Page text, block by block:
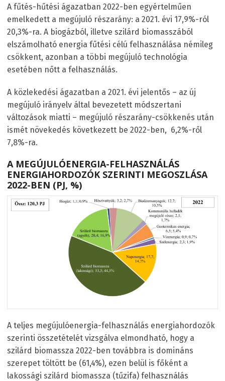
A fűtés-hűtési ágazatban 2022-ben egyértelműen
emelkedett a megújuló részarány: a 2021. évi 17,9%-ról
20,3%-ra. A biogázból, illetve szilárd biomasszából
elszámolható energia fűtési célú felhasználása némileg
csökkent, azonban a többi megújuló technológia
esetében nőtt a felhasználás.
A közlekedési ágazatban a 2021. évi jelentős – az új
megújuló irányelv által bevezetett módszertani
változások miatti – megújuló részarány-csökkenés után
ismét növekedés következett be 2022-ben, 6,2%-ről
7,8%-ra.
A MEGÚJULÓENERGIA-FELHASZNÁLÁS
ENERGIAHORDOZÓK SZERINTI MEGOSZLÁSA
2022-BEN (PJ, %)
A teljes megújulóenergia-felhasználás energiahordozók
szerinti összetételét vizsgálva elmondható, hogy a
szilárd biomassza 2022-ben továbbra is domináns
szerepet töltött be (61,4%), ezen belül is főként a
lakossági szilárd biomassza (tűzifa) felhasználás